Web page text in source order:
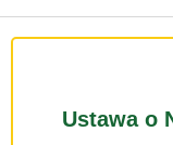
Ustawa o